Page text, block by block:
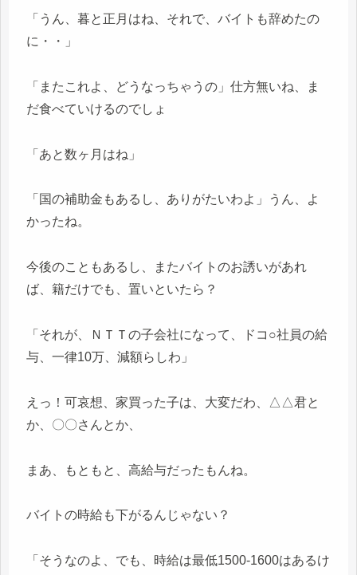
「うん、暮と正月はね、それで、バイトも辞めたの
に・・」
「またこれよ、どうなっちゃうの」仕方無いね、ま
だ食べていけるのでしょ
「あと数ヶ月はね」
「国の補助金もあるし、ありがたいわよ」うん、よ
かったね。
今後のこともあるし、またバイトのお誘いがあれ
ば、籍だけでも、置いといたら？
「それが、ＮＴＴの子会社になって、ドコ○社員の給
与、一律10万、減額らしわ」
えっ！可哀想、家買った子は、大変だわ、△△君と
か、〇〇さんとか、
まあ、もともと、高給与だったもんね。
バイトの時給も下がるんじゃない？
「そうなのよ、でも、時給は最低1500-1600はあるけ